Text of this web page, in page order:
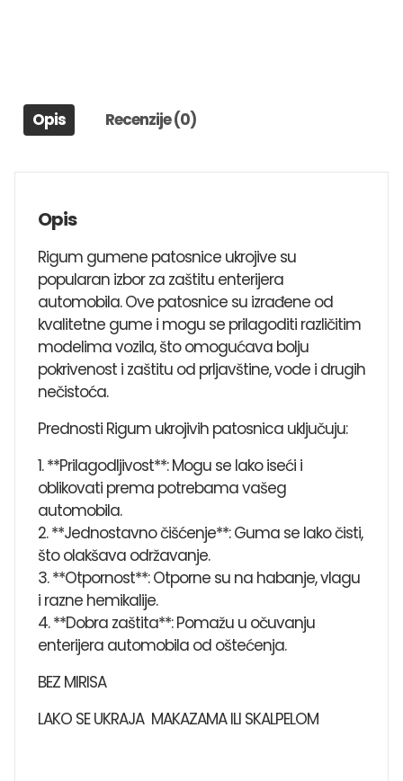
3,CLIO
1,CLIO
količina
Opis Recenzije (0)
Opis
Rigum gumene patosnice ukrojive su
popularan izbor za zaštitu enterijera
automobila. Ove patosnice su izrađene od
kvalitetne gume i mogu se prilagoditi različitim
modelima vozila, što omogućava bolju
pokrivenost i zaštitu od prljavštine, vode i drugih
nečistoća.
Prednosti Rigum ukrojivih patosnica uključuju:
1. **Prilagodljivost**: Mogu se lako iseći i
oblikovati prema potrebama vašeg
automobila.
2. **Jednostavno čišćenje**: Guma se lako čisti,
što olakšava održavanje.
3. **Otpornost**: Otporne su na habanje, vlagu
i razne hemikalije.
4. **Dobra zaštita**: Pomažu u očuvanju
enterijera automobila od oštećenja.
BEZ MIRISA
LAKO SE UKRAJA MAKAZAMA ILI SKALPELOM